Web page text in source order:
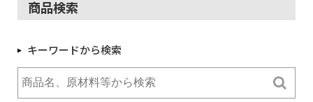
商品検索
キーワードから検索